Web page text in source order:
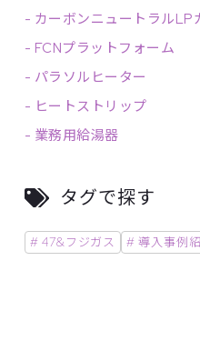
- カーボンニュートラルLP
- FCNプラットフォーム
- パラソルヒーター
- ヒートストリップ
- 業務用給湯器
タグで探す
# 47&フジガス # 導入事例